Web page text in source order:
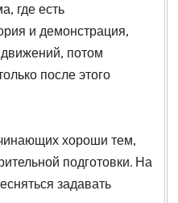
где есть
и демонстрация,
потом
после этого
хороши тем,
подготовки. На
задавать